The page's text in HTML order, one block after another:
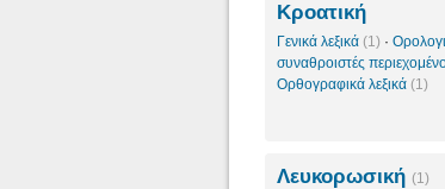
Κροατική
Γενικά λεξικά (1) ·
συναθροιστές
Ορθογραφικά λεξικά (1)
Λευκορωσική (1)